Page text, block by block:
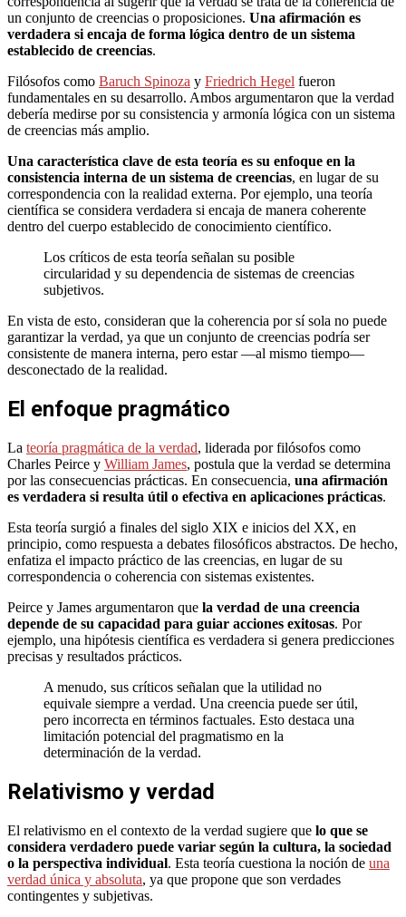
un conjunto de creencias o proposiciones. Una afirmación es
verdadera si encaja de forma lógica dentro de un sistema
establecido de creencias.
Filósofos como Baruch Spinoza y Friedrich Hegel fueron
fundamentales en su desarrollo. Ambos argumentaron que la verdad
debería medirse por su consistencia y armonía lógica con un sistema
de creencias más amplio.
Una característica clave de esta teoría es su enfoque en la
consistencia interna de un sistema de creencias, en lugar de su
correspondencia con la realidad externa. Por ejemplo, una teoría
científica se considera verdadera si encaja de manera coherente
dentro del cuerpo establecido de conocimiento científico.
Los críticos de esta teoría señalan su posible
circularidad y su dependencia de sistemas de creencias
subjetivos.
En vista de esto, consideran que la coherencia por sí sola no puede
garantizar la verdad, ya que un conjunto de creencias podría ser
consistente de manera interna, pero estar —al mismo tiempo—
desconectado de la realidad.
El enfoque pragmático
La teoría pragmática de la verdad, liderada por filósofos como
Charles Peirce y William James, postula que la verdad se determina
por las consecuencias prácticas. En consecuencia, una afirmación
es verdadera si resulta útil o efectiva en aplicaciones prácticas.
Esta teoría surgió a finales del siglo XIX e inicios del XX, en
principio, como respuesta a debates filosóficos abstractos. De hecho,
enfatiza el impacto práctico de las creencias, en lugar de su
correspondencia o coherencia con sistemas existentes.
Peirce y James argumentaron que la verdad de una creencia
depende de su capacidad para guiar acciones exitosas. Por
ejemplo, una hipótesis científica es verdadera si genera predicciones
precisas y resultados prácticos.
A menudo, sus críticos señalan que la utilidad no
equivale siempre a verdad. Una creencia puede ser útil,
pero incorrecta en términos factuales. Esto destaca una
limitación potencial del pragmatismo en la
determinación de la verdad.
Relativismo y verdad
El relativismo en el contexto de la verdad sugiere que lo que se
considera verdadero puede variar según la cultura, la sociedad
o la perspectiva individual. Esta teoría cuestiona la noción de una
verdad única y absoluta, ya que propone que son verdades
contingentes y subjetivas.